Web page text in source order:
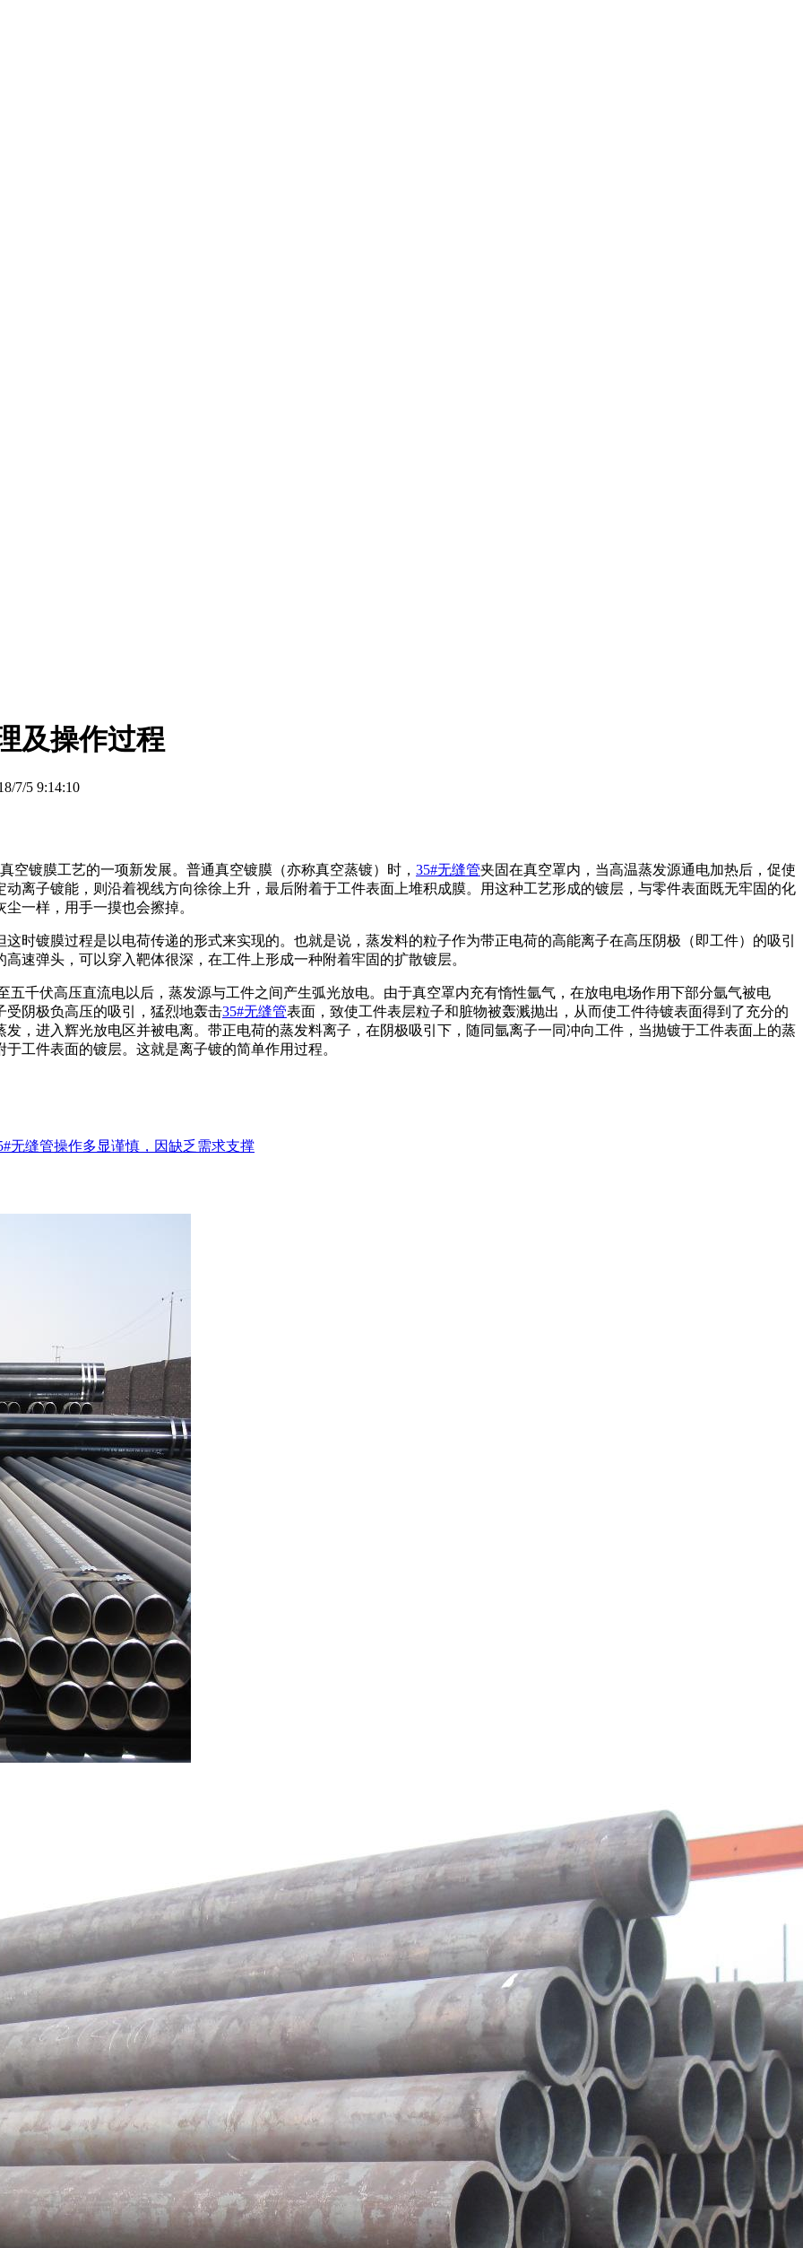
及操作过程
7/5 9:14:10
空镀膜工艺的一项新发展。普通真空镀膜（亦称真空蒸镀）时， 35#无缝管夹固在真空罩内，当高温蒸发源通电加热后，促使
离子镀能，则沿着视线方向徐徐上升，最后附着于工件表面上堆积成膜。用这种工艺形成的镀层，与零件表面既无牢固的化
一样，用手一摸也会擦掉。
时镀膜过程是以电荷传递的形式来实现的。也就是说，蒸发料的粒子作为带正电荷的高能离子在高压阴极（即工件）的吸引
速弹头，可以穿入靶体很深，在工件上形成一种附着牢固的扩散镀层。
千伏高压直流电以后，蒸发源与工件之间产生弧光放电。由于真空罩内充有惰性氩气，在放电电场作用下部分氩气被电
阴极负高压的吸引，猛烈地轰击35#无缝管表面，致使工件表层粒子和脏物被轰溅抛出，从而使工件待镀表面得到了充分的
，进入辉光放电区并被电离。带正电荷的蒸发料离子，在阴极吸引下，随同氩离子一同冲向工件，当抛镀于工件表面上的蒸
工件表面的镀层。这就是离子镀的简单作用过程。
无缝管操作多显谨慎，因缺乏需求支撑